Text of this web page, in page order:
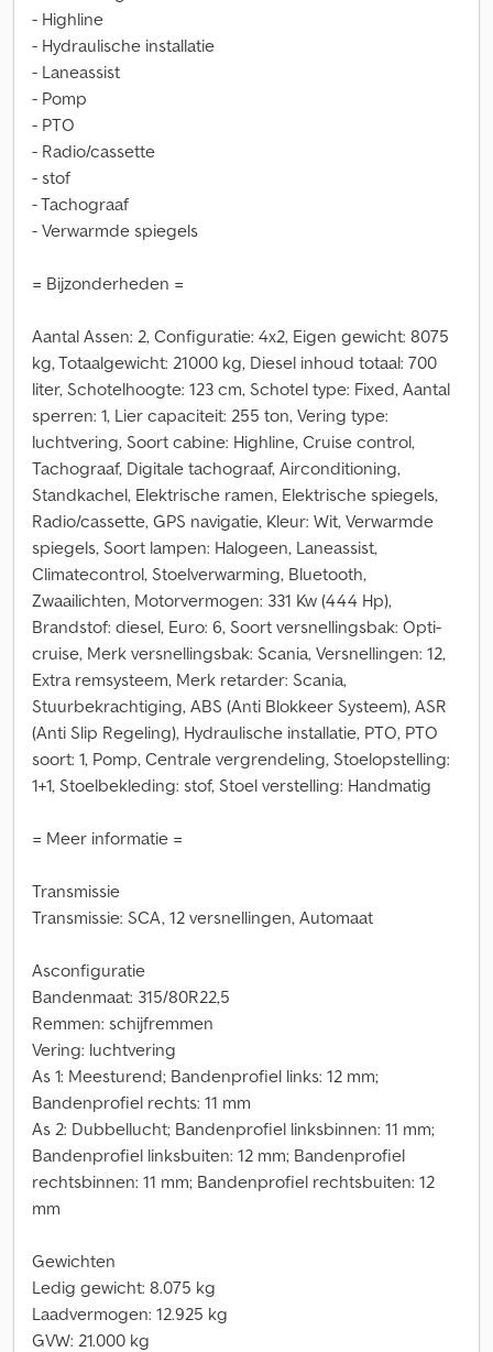
- Highline
- Hydraulische installatie
- Laneassist
- Pomp
- PTO
- Radio/cassette
- stof
- Tachograaf
- Verwarmde spiegels
= Bijzonderheden =
Aantal Assen: 2, Configuratie: 4x2, Eigen gewicht: 8075
kg, Totaalgewicht: 21000 kg, Diesel inhoud totaal: 700
liter, Schotelhoogte: 123 cm, Schotel type: Fixed, Aantal
sperren: 1, Lier capaciteit: 255 ton, Vering type:
luchtvering, Soort cabine: Highline, Cruise control,
Tachograaf, Digitale tachograaf, Airconditioning,
Standkachel, Elektrische ramen, Elektrische spiegels,
Radio/cassette, GPS navigatie, Kleur: Wit, Verwarmde
spiegels, Soort lampen: Halogeen, Laneassist,
Climatecontrol, Stoelverwarming, Bluetooth,
Zwaailichten, Motorvermogen: 331 Kw (444 Hp),
Brandstof: diesel, Euro: 6, Soort versnellingsbak: Opti-
cruise, Merk versnellingsbak: Scania, Versnellingen: 12,
Extra remsysteem, Merk retarder: Scania,
Stuurbekrachtiging, ABS (Anti Blokkeer Systeem), ASR
(Anti Slip Regeling), Hydraulische installatie, PTO, PTO
soort: 1, Pomp, Centrale vergrendeling, Stoelopstelling:
1+1, Stoelbekleding: stof, Stoel verstelling: Handmatig
= Meer informatie =
Transmissie
Transmissie: SCA, 12 versnellingen, Automaat
Asconfiguratie
Bandenmaat: 315/80R22,5
Remmen: schijfremmen
Vering: luchtvering
As 1: Meesturend; Bandenprofiel links: 12 mm;
Bandenprofiel rechts: 11 mm
As 2: Dubbellucht; Bandenprofiel linksbinnen: 11 mm;
Bandenprofiel linksbuiten: 12 mm; Bandenprofiel
rechtsbinnen: 11 mm; Bandenprofiel rechtsbuiten: 12
mm
Gewichten
Ledig gewicht: 8.075 kg
Laadvermogen: 12.925 kg
GVW: 21.000 kg